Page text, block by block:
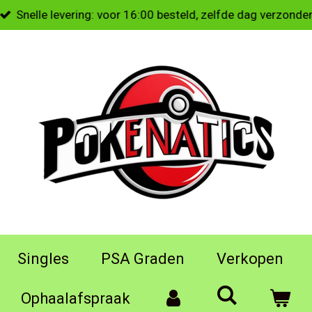
Snelle levering: voor 16:00 besteld, zelfde dag
Singles PSA Graden Verkopen
Ophaalafspraak